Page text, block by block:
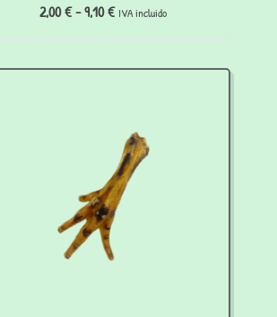
perros y gatos
2,00€-9,10€ IVA incluido